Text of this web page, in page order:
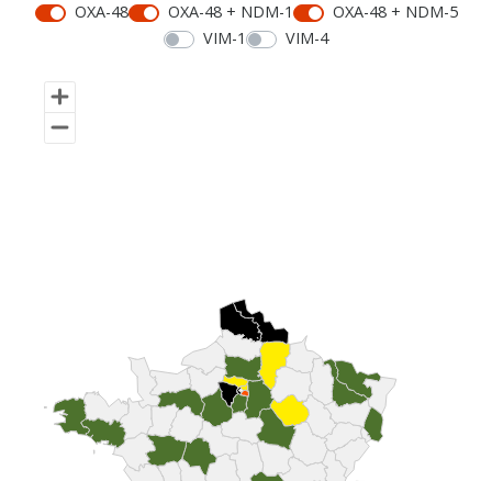
OXA-48
OXA-48 + NDM-1
OXA-48 + NDM-5
VIM-1
VIM-4